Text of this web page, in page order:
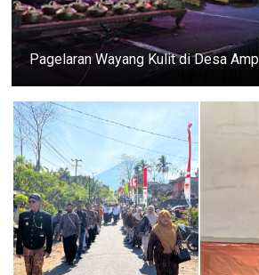
Pagelaran Wayang Kulit di Desa